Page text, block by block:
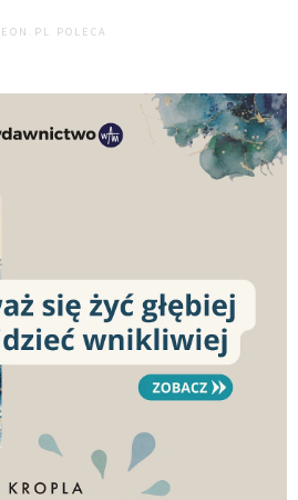
POLECA